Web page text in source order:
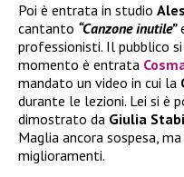
Poi è entrata in studio
cantanto “Canzone inutile”
professionisti. Il pubblico
momento è entrata
mandato un video in cui la
durante le lezioni. Lei si è
dimostrato da Giulia
Maglia ancora sospesa,
miglioramenti.